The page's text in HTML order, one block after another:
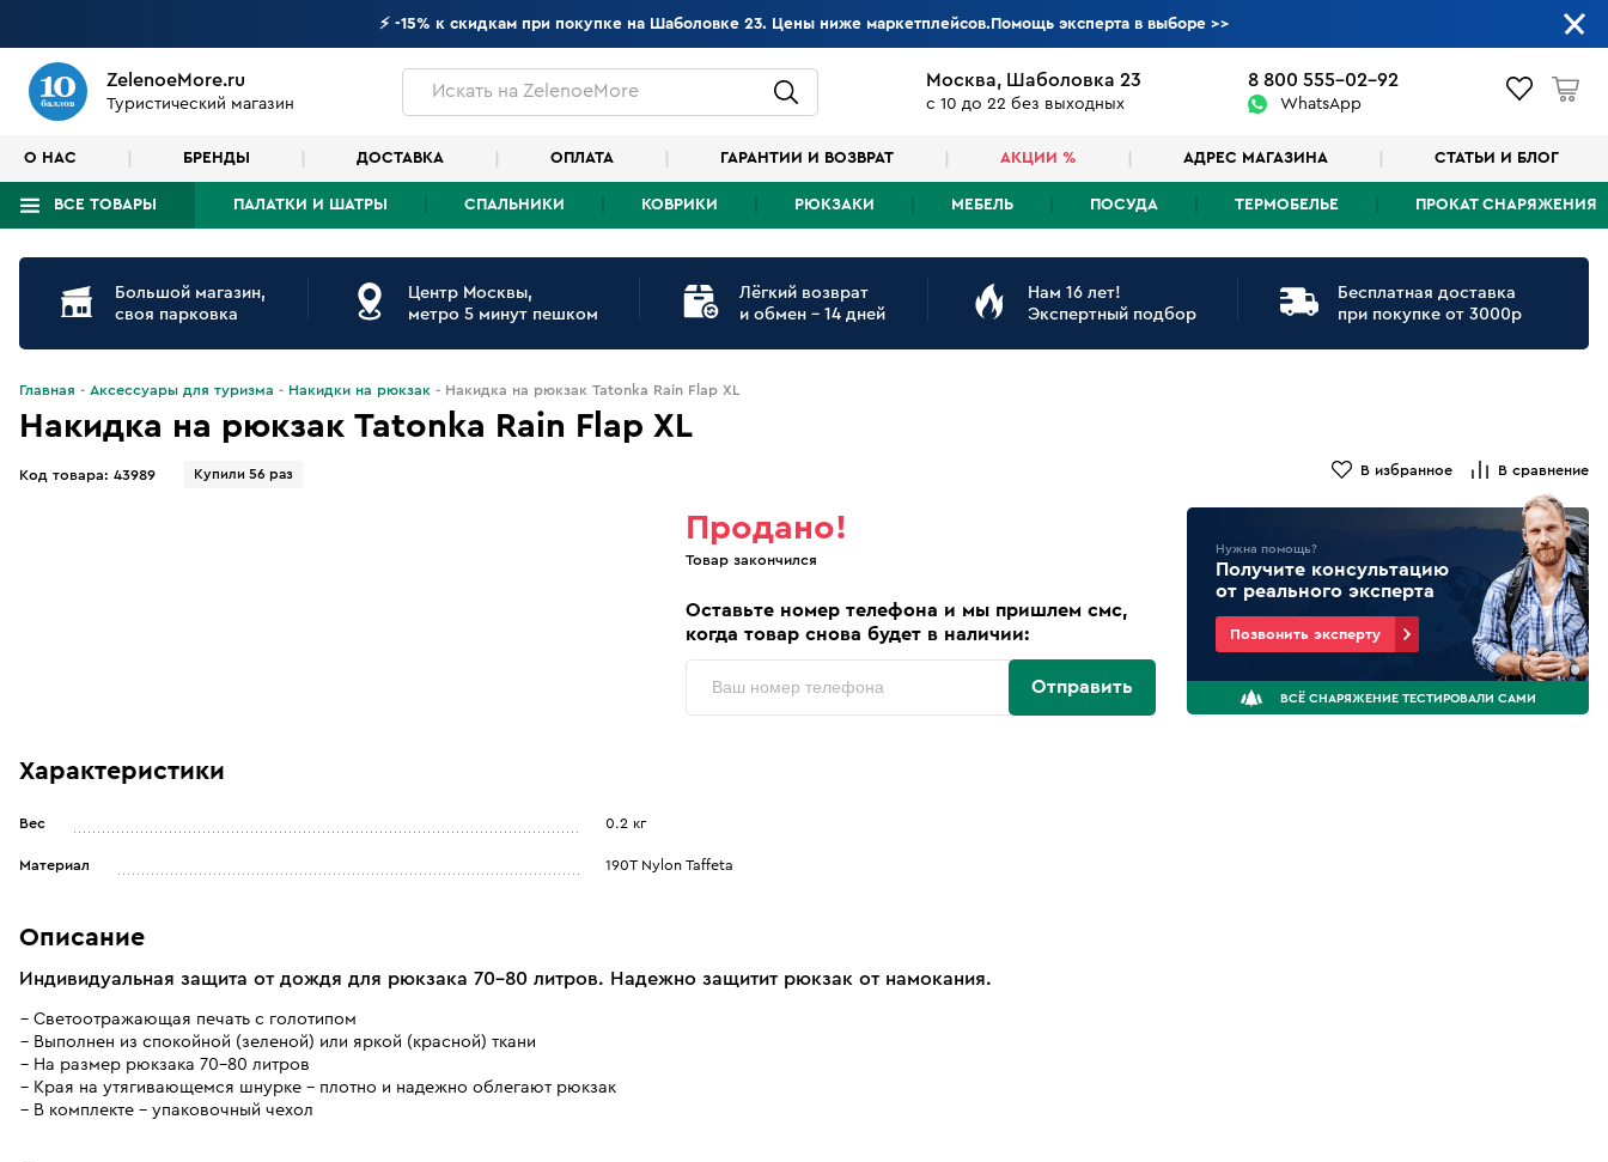
⚡ -15% к скидкам при покупке на Шаболовке 23. Цены ниже маркетплейсов.Помощь эксперта в выборе>>
ZelenoeMore.ru
Туристический магазин
Искатьна ZelenoeMore
Москва, Шаболовка 23
с 10 до 22 без выходных
8 800 555-02-92
WhatsApp
О НАС БРЕНДЫ ДОСТАВКА ОПЛАТА ГАРАНТИИ И ВОЗВРАТ АКЦИИ % АДРЕС МАГАЗИНА СТАТЬИ И БЛОГ
ВСЕ ТОВАРЫ ПАЛАТКИ И ШАТРЫ СПАЛЬНИКИ КОВРИКИ РЮКЗАКИ МЕБЕЛЬ ПОСУДА ТЕРМОБЕЛЬЕ ПРОКАТ СНАРЯЖЕНИЯ
Что будем искать?
Большой магазин,
своя парковка
Центр Москвы,
метро 5 минут пешком
Лёгкий возврат
и обмен - 14 дней
Нам 16 лет!
Экспертный подбор
Бесплатная доставка
при покупке от 3000р
Главная Аксессуары для туризма Накидки на рюкзак Накидка на рюкзак Tatonka Rain Flap XL
Накидка на рюкзак Tatonka Rain Flap XL
Код товара: 43989 Купили 56 раз В избранное В сравнение
Продано!
Товар закончился
Оставьте номер телефона и мы пришлем смс,
когда товар снова будет в наличии:
Отправить
Нужна помощь?
Получите консультацию
от реального эксперта
Позвонить эксперту
ВСЁ СНАРЯЖЕНИЕ ТЕСТИРОВАЛИ САМИ
Характеристики
Вес 0.2 кг
Материал 190T Nylon Taffeta
Описание
Индивидуальная защита от дождя для рюкзака 70-80 литров. Надежно защитит рюкзак от намокания.
Светоотражающая печать с голотипом
Выполнен из спокойной (зеленой) или яркой (красной) ткани
На размер рюкзака 70-80 литров
Края на утягивающемся шнурке - плотно и надежно облегают рюкзак
В комплекте - упаковочный чехол